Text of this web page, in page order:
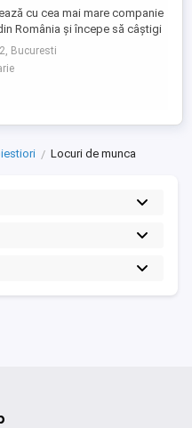
cu cea mai mare companie
România și începe să câștigi
Minim 18 ani Mijloc de
(mașină, scuter,
sau bicicletă) Telefon mobil
Bucuresti
Locuri de munca